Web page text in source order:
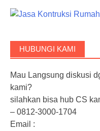
HUBUNGI KAMI
Mau Langsung diskusi
kami?
silahkan bisa hub CS
– 0812-3000-1704
Email :